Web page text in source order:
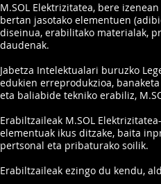
M.SOL Elektrizitatea, bere
bertan jasotako elementuen
diseinua, erabilitako materialak,
daudenak.
Jabetza Intelektualari buruzko
edukien erreprodukzioa,
eta baliabide tekniko erabiliz,
Erabiltzaileak M.SOL
elementuak ikus ditzake, baita
pertsonal eta pribaturako soilik.
Erabiltzaileak ezingo du kendu,